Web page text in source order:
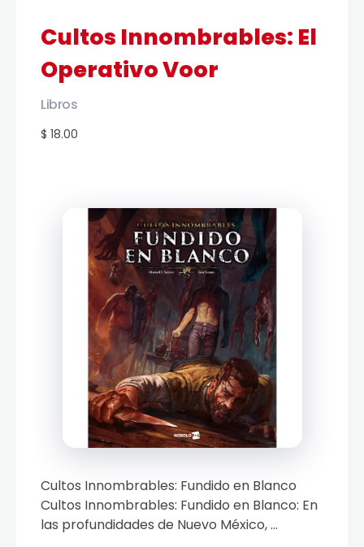
Cultos Innombrables: El
Operativo Voor
$ 18.00
Libros
Cultos Innombrables: Fundido en Blanco
Cultos Innombrables: Fundido en Blanco: En
las profundidades de Nuevo México, ...